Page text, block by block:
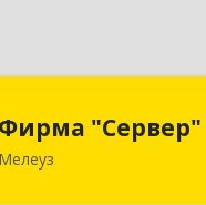
Фирма "Сервер"
Мелеуз